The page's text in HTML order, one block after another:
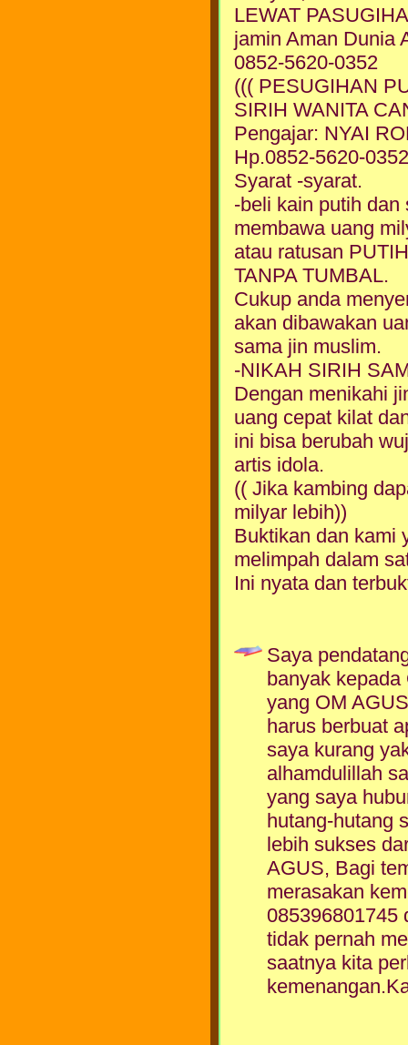
LEWAT
jamin Aman Dunia
0852-5620-0352
((( PESUGIHAN
SIRIH WANITA
Pengajar: NYAI
Hp.0852-5620-0352
Syarat -syarat.
-beli kain putih dan
membawa uang
atau ratusan
TANPA TUMBAL.
Cukup anda
akan dibawakan
sama jin muslim.
-NIKAH SIRIH
Dengan menikahi
uang cepat kilat
ini bisa berubah
artis idola.
(( Jika kambing
milyar lebih))
Buktikan dan kami
melimpah dalam
Ini nyata dan
Saya
banyak
yang OM
harus berbuat
saya kurang
alhamdulillah
yang saya
hutang-hutang
lebih sukses
AGUS, Bagi
merasakan
085396801745
tidak pernah
saatnya kita